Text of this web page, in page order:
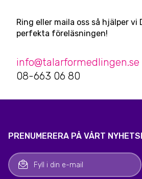
Ring eller maila oss så hjälper
perfekta föreläsningen!
info@talarformedlingen.se
08-663 06 80
PRENUMERERA PÅ VÅRT